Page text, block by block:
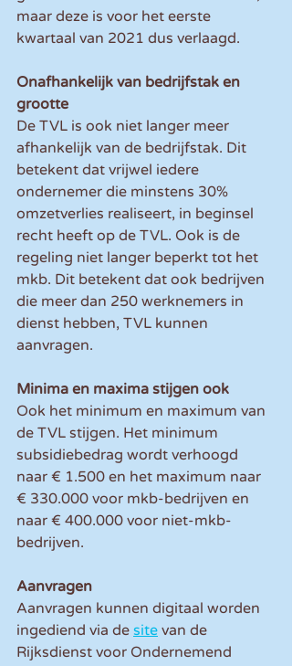
maar deze is voor het eerste
kwartaal van 2021 dus verlaagd.
Onafhankelijk van bedrijfstak en
grootte
De TVL is ook niet langer meer
afhankelijk van de bedrijfstak. Dit
betekent dat vrijwel iedere
ondernemer die minstens 30%
omzetverlies realiseert, in beginsel
recht heeft op de TVL. Ook is de
regeling niet langer beperkt tot het
mkb. Dit betekent dat ook bedrijven
die meer dan 250 werknemers in
dienst hebben, TVL kunnen
aanvragen.
Minima en maxima stijgen ook
Ook het minimum en maximum van
de TVL stijgen. Het minimum
subsidiebedrag wordt verhoogd
naar € 1.500 en het maximum naar
€ 330.000 voor mkb-bedrijven en
naar € 400.000 voor niet-mkb-
bedrijven.
Aanvragen
Aanvragen kunnen digitaal worden
ingediend via de site van de
Rijksdienst voor Ondernemend